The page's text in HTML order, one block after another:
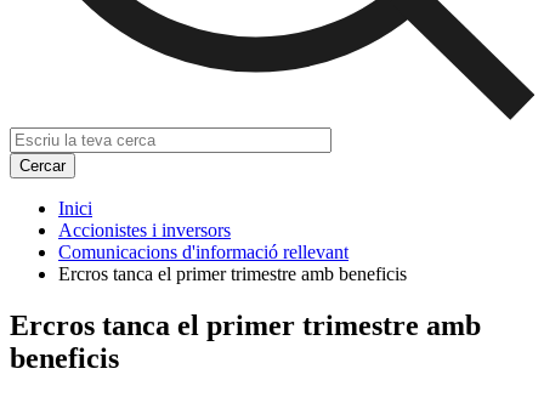
Inici
Accionistes i inversors
Comunicacions d'informació rellevant
Ercros tanca el primer trimestre amb beneficis
Ercros tanca el primer trimestre amb
beneficis